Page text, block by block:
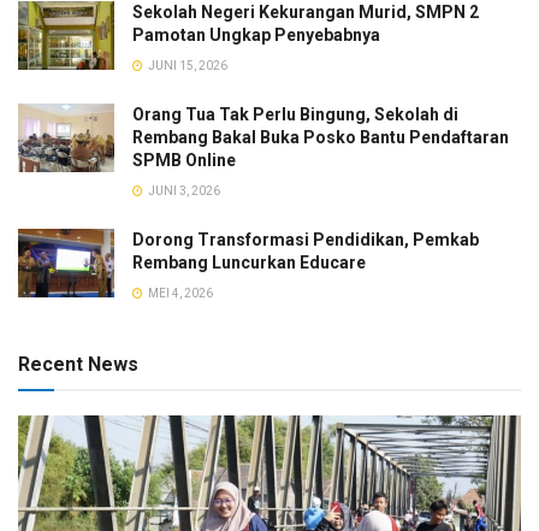
Sekolah Negeri Kekurangan Murid, SMPN 2
Pamotan Ungkap Penyebabnya
JUNI 15, 2026
Orang Tua Tak Perlu Bingung, Sekolah di
Rembang Bakal Buka Posko Bantu Pendaftaran
SPMB Online
JUNI 3, 2026
Dorong Transformasi Pendidikan, Pemkab
Rembang Luncurkan Educare
MEI 4, 2026
Recent News